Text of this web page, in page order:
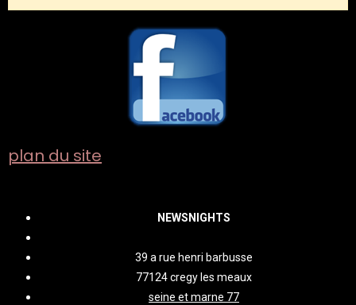
plan du site
NEWSNIGHTS
39 a rue henri barbusse
77124 cregy les meaux
seine et marne 77